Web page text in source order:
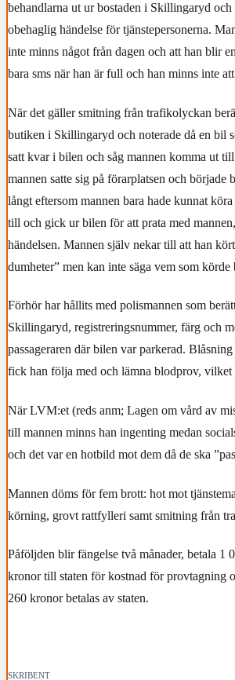
behandlarna ut ur bostaden i Skillingaryd
obehaglig händelse för tjänstepersonerna.
inte minns något från dagen och att han blir
bara sms när han är full och han minns inte
När det gäller smitning från trafikolyckan
butiken i Skillingaryd och noterade då en bil
satt kvar i bilen och såg mannen komma ut
mannen satte sig på förarplatsen och
långt eftersom mannen bara hade kunnat
till och gick ur bilen för att prata med
händelsen. Mannen själv nekar till att han
dumheter” men kan inte säga vem som
Förhör har hållits med polismannen som
Skillingaryd, registreringsnummer, färg och
passageraren där bilen var parkerad.
fick han följa med och lämna blodprov, vilket
När LVM:et (reds anm; Lagen om vård av
till mannen minns han ingenting medan
och det var en hotbild mot dem då de ska
Mannen döms för fem brott: hot mot
körning, grovt rattfylleri samt smitning från
Påföljden blir fängelse två månader, betala
kronor till staten för kostnad för provtagning
260 kronor betalas av staten.
SKRIBENT